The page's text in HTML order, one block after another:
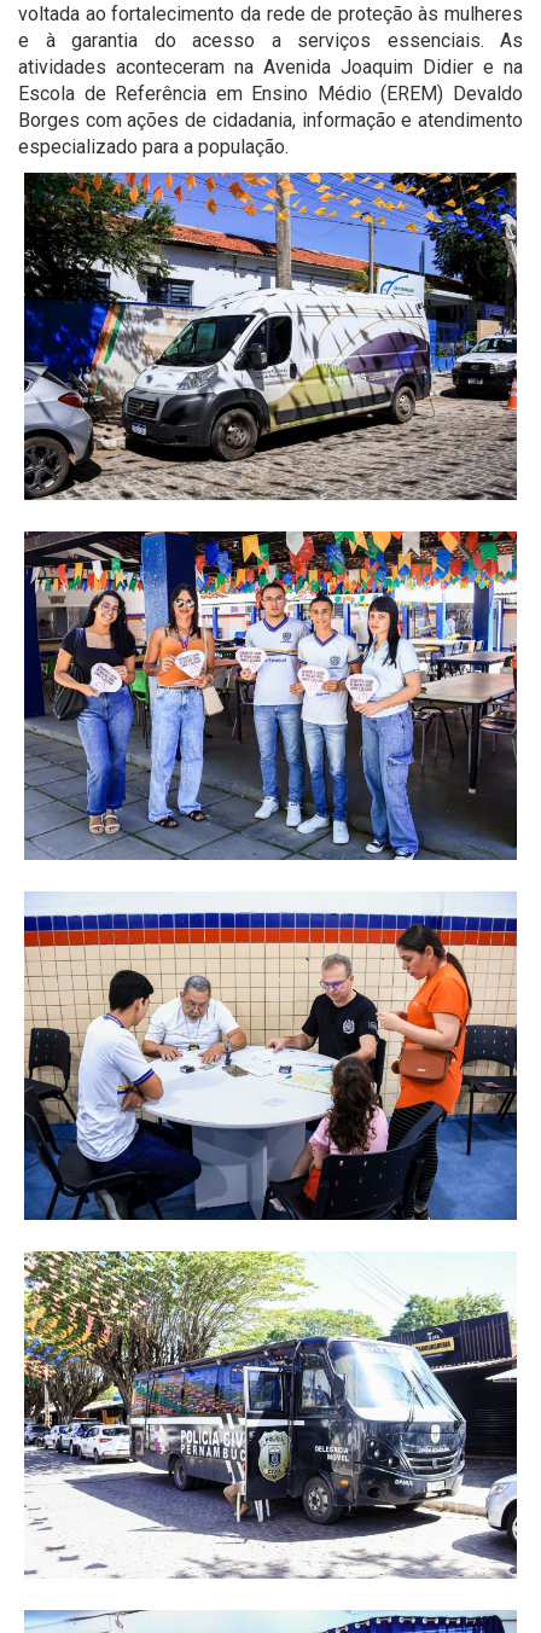
voltada ao fortalecimento da rede de proteção às mulheres
e à garantia do acesso a serviços essenciais. As
atividades aconteceram na Avenida Joaquim Didier e na
Escola de Referência em Ensino Médio (EREM) Devaldo
Borges com ações de cidadania, informação e atendimento
especializado para a população.